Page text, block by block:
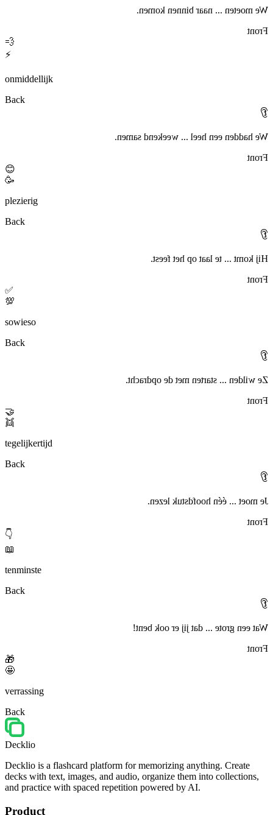
We moeten ... naar binnen komen.
Front
💨
⚡
onmiddellijk
Back
👂
We hadden een heel ... weekend samen.
Front
😊
🥳
plezierig
Back
👂
Hij komt ... te laat op het feest.
Front
✅
💯
sowieso
Back
👂
Ze wilden ... starten met de opdracht.
Front
🤝
👯
tegelijkertijd
Back
👂
Je moet ... één hoofdstuk lezen.
Front
👇
📖
tenminste
Back
👂
Wat een grote ... dat jij er ook bent!
Front
🎁
🤩
verrassing
Back
Decklio
Decklio is a flashcard platform for memorizing anything. Create
decks with text, images, and audio, organize them into collections,
and practice with spaced repetition powered by AI.
Product